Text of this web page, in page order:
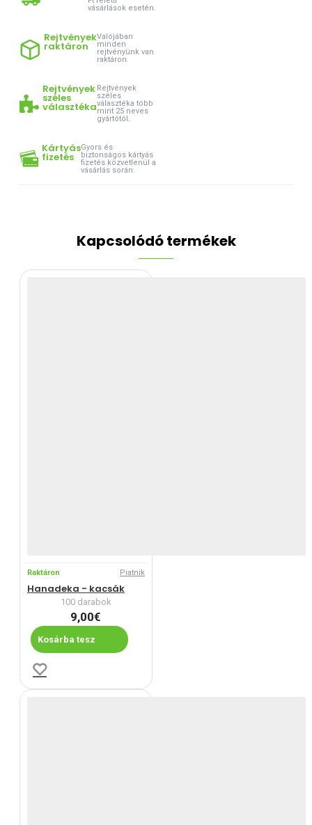
vásárlások esetén.
Rejtvények
raktáron
Valójában
minden
rejtvényünk van
raktáron.
Rejtvények
széles
választéka
Rejtvények
széles
választéka több
mint 25 neves
gyártótól.
Kártyás
fizetés
Gyors és
biztonságos kártyás
fizetés közvetlenül a
vásárlás során.
Kapcsolódó termékek
Raktáron Piatnik
Hanadeka - kacsák
100 darabok
9,00€
Kosárba tesz